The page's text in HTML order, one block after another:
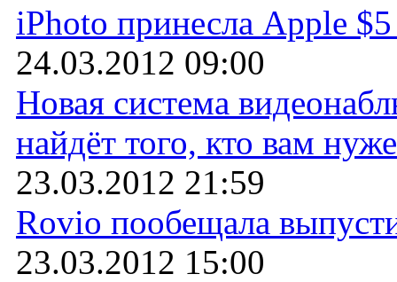
iPhoto принесла Apple
24.03.2012 09:00
Новая система
найдёт того, кто вам
23.03.2012 21:59
Rovio пообещала
23.03.2012 15:00